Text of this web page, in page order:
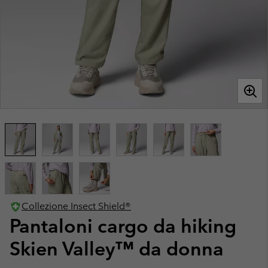
Collezione Insect Shield®
Pantaloni cargo da hiking
Skien Valley™ da donna